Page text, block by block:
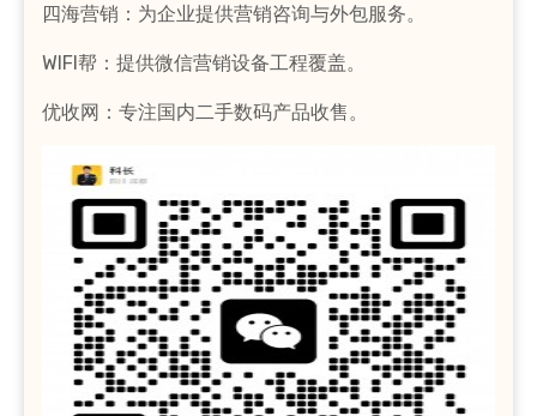
四海营销：为企业提供营销咨询与外包服务。
WIFI帮：提供微信营销设备工程覆盖。
优收网：专注国内二手数码产品收售。